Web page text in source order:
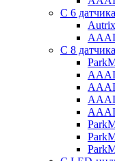
С 6
С 8